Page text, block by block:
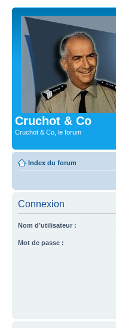
Cruchot & Co
Cruchot & Co, le forum
Index du forum
Connexion
Nom d’utilisateur :
Mot de passe :